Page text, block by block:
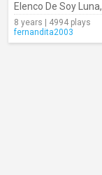
Elenco De Soy Luna,
8 years | 4994 plays
fernandita2003